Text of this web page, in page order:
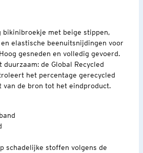
bikinibroekje met beige stippen,
elastische beenuitsnijdingen voor
gesneden en volledig gevoerd.
de Global Recycled
het percentage gerecycled
de bron tot het eindproduct.
schadelijke stoffen volgens de